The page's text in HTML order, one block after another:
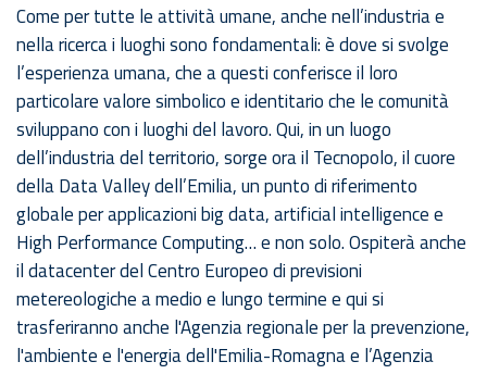
Come per tutte le attività umane, anche nell’industria e
nella ricerca i luoghi sono fondamentali: è dove si svolge
l’esperienza umana, che a questi conferisce il loro
particolare valore simbolico e identitario che le comunità
sviluppano con i luoghi del lavoro. Qui, in un luogo
dell’industria del territorio, sorge ora il Tecnopolo, il cuore
della Data Valley dell’Emilia, un punto di riferimento
globale per applicazioni big data, artificial intelligence e
High Performance Computing… e non solo. Ospiterà anche
il datacenter del Centro Europeo di previsioni
metereologiche a medio e lungo termine e qui si
trasferiranno anche l'Agenzia regionale per la prevenzione,
l'ambiente e l'energia dell'Emilia-Romagna e l’Agenzia